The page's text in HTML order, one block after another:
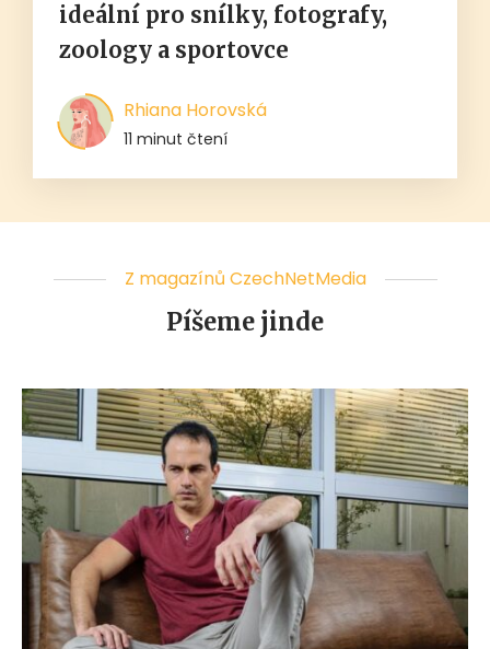
ideální pro snílky, fotografy,
zoology a sportovce
Rhiana Horovská
11 minut čtení
Z magazínů CzechNetMedia
Píšeme jinde